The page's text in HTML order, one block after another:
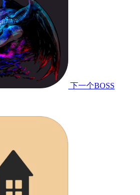
下一个BOSS